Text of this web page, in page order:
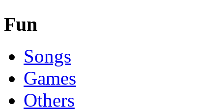
Fun
Songs
Games
Others